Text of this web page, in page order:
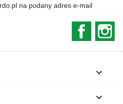
na podany adres e-mail

